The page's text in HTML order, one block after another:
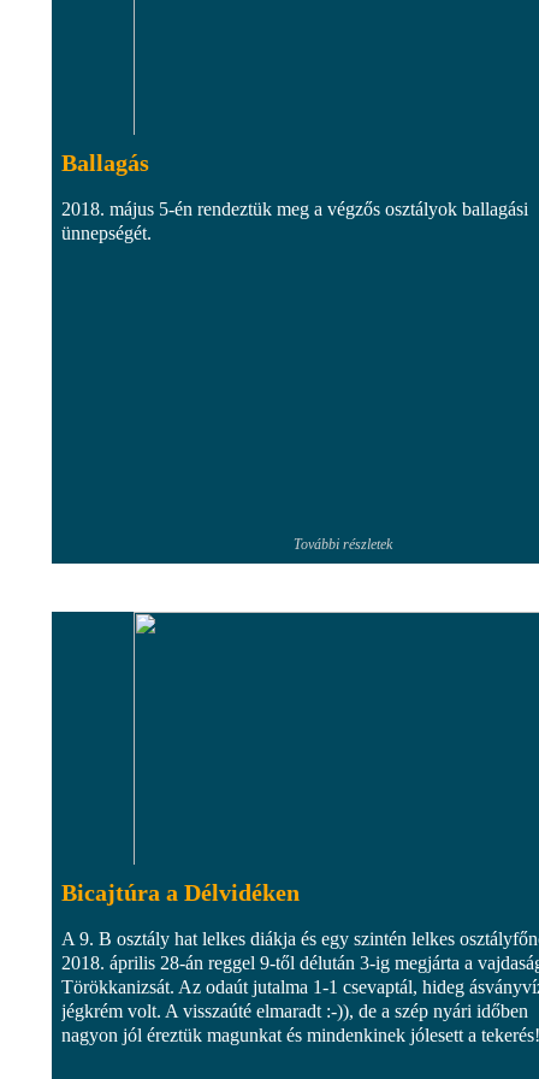
Ballagás
2018. május 5-én rendeztük meg a végzős osztályok ballagási
ünnepségét.
További részletek
Bicajtúra a Délvidéken
A 9. B osztály hat lelkes diákja és egy szintén lelkes
2018. április 28-án reggel 9-től délután 3-ig megjárta a
Törökkanizsát. Az odaút jutalma 1-1 csevaptál, hideg
jégkrém volt. A visszaúté elmaradt :-)), de a szép nyári időben
nagyon jól éreztük magunkat és mindenkinek jólesett a tekerés!